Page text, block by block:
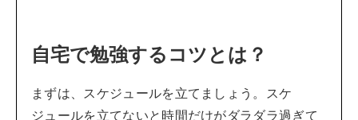
自宅で勉強するコツとは？
まずは、スケジュールを立てましょう。スケ
ジュールを立てないと時間だけがダラダラ過ぎて